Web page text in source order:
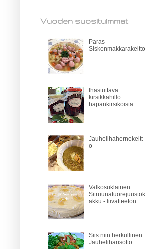
Vuoden suosituimmat
Paras
Siskonmakkarakeitto
Ihastuttava
kirsikkahillo
hapankirsikoista
Jauhelihahernekeitt
o
Valkosuklainen
Sitruunatuorejuustok
akku - liivatteeton
Siis niin herkullinen
Jauheliharisotto